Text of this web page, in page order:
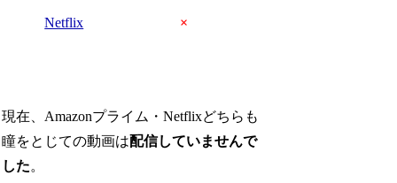
Netflix ×
現在、Amazonプライム・Netflixどちらも
瞳をとじての動画は配信していませんで
した。